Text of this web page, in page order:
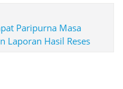
Paripurna Masa
Laporan Hasil Reses